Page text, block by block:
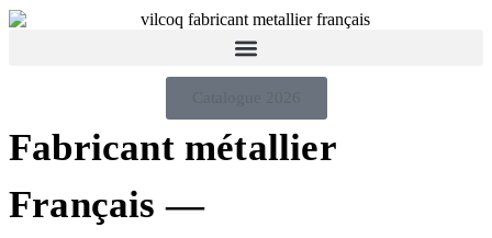
Fabricant métallier
Français —